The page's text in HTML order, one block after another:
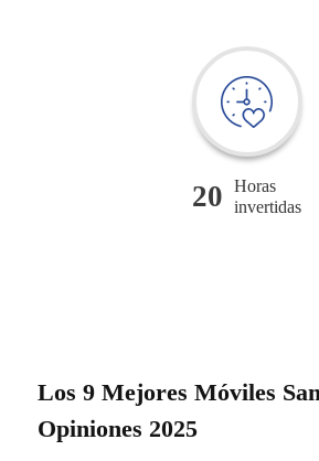
20
Horas
invertidas
Los 9 Mejores Móviles
Opiniones 2025